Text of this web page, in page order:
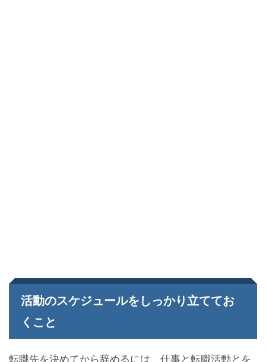
活動のスケジュールをしっかり立ててお
くこと
転職先を決めてから辞めるには、仕事と転職活動とを